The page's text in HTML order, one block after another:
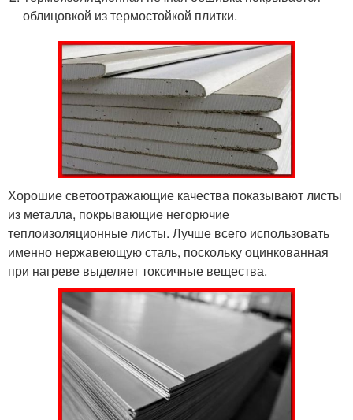
облицовкой из термостойкой плитки.
Хорошие светоотражающие качества показывают листы
из металла, покрывающие негорючие
теплоизоляционные листы. Лучше всего использовать
именно нержавеющую сталь, поскольку оцинкованная
при нагреве выделяет токсичные вещества.